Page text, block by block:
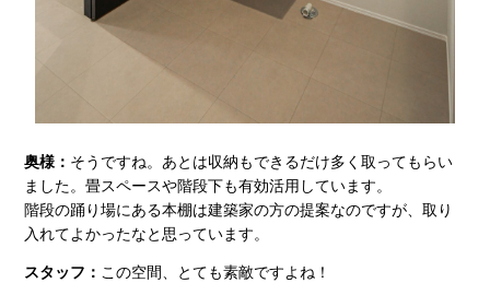
奥様： そうですね。あとは収納もできるだけ多く取ってもらい
ました。畳スペースや階段下も有効活用しています。
階段の踊り場にある本棚は建築家の方の提案なのですが、取り
入れてよかったなと思っています。
スタッフ： この空間、とても素敵ですよね！